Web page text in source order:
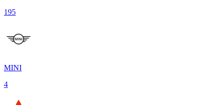
195
MINI
4